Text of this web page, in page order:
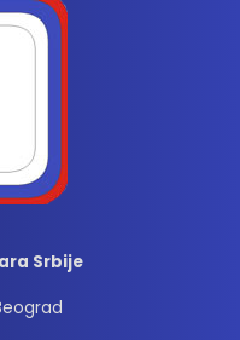
Srbije